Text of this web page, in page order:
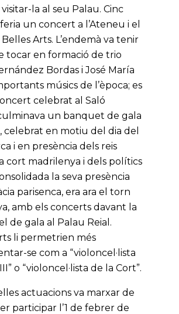
la al seu Palau. Cinc
un concert a l’Ateneu i el
Arts. L’endemà va tenir
tocar en formació de trio
Bordas i José María
músics de l’època; es
celebrat al Saló
un banquet de gala
celebrat en motiu del dia del
i en presència dels reis
cort madrilenya i dels polítics
la seva presència
parisenca, era ara el torn
amb els concerts davant la
de gala al Palau Reial.
li permetrien més
se com a “violoncel·lista
o “violoncel·lista de la Cort”.
actuacions va marxar de
participar l’1 de febrer de